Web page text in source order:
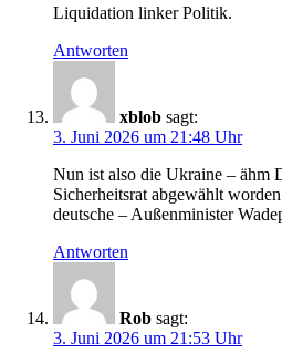
Liquidation linker Politik.
Antworten
xblob sagt:
3. Juni 2026 um 21:48 Uhr
Nun ist also die Ukraine – ähm
Sicherheitsrat abgewählt
deutsche – Außenminister
Antworten
Rob sagt:
3. Juni 2026 um 21:53 Uhr